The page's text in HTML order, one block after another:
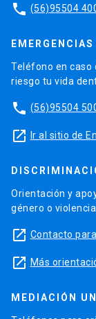
phone (56)95504
EMERGENCIAS
Teléfono en caso
riesgo tu vida
phone (56)95504
launch Ir al sitio de
Orientación y
género o
launch Contacto
launch Más
MEDIACIÓN